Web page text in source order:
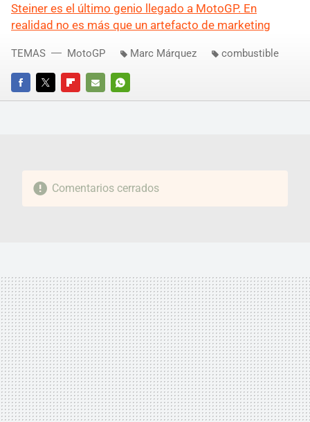
Steiner es el último genio llegado a MotoGP. En
realidad no es más que un artefacto de marketing
FACEBOOKTWITTERFLIPBOARD
E-
WHATSAPP
TEMAS MotoGP Marc Márquez combustible
Comentarios cerrados